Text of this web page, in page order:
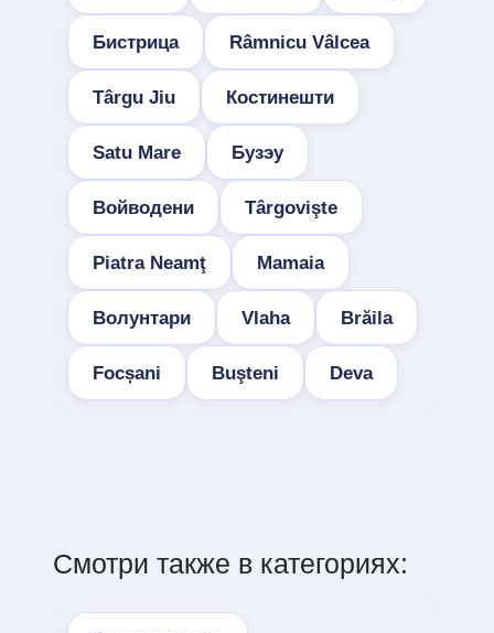
Бистрица Râmnicu Vâlcea
Târgu Jiu Костинешти
Satu Mare Бузэу
Войводени Târgovişte
Piatra Neamţ Mamaia
Волунтари Vlaha Brăila
Focșani Buşteni Deva
Смотри также в категориях: